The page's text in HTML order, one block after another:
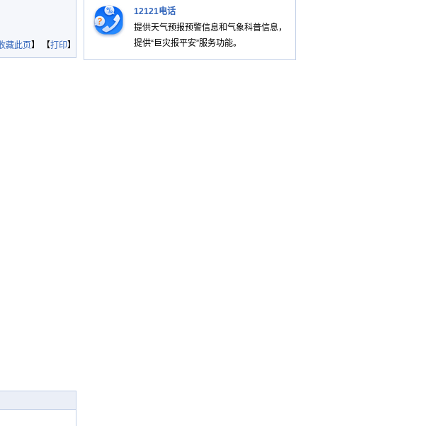
藏此页】 【打印】
12121电话
提供天气预报预警信息和气象科普信息，
提供“巨灾报平安”服务功能。